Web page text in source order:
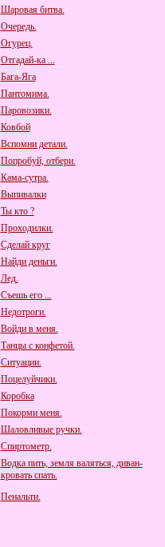
Шаровая битва.
Очередь.
Огурец.
Отгадай-ка ...
Бага-Яга
Пантомима.
Паровозики.
Ковбой
Вспомни детали.
Попробуй, отбери.
Кама-сутра.
Выпивалки
Ты кто ?
Проходилки.
Сделай круг
Найди деньги.
Лед.
Съешь его ...
Недотроги.
Войди в меня.
Танцы с конфетой.
Ситуации.
Поцелуйчики.
Коробка
Покорми меня.
Шаловливые ручки.
Спиртометр.
Водка пить, земля валяться, диван-
кровать спать.
Пенальти.